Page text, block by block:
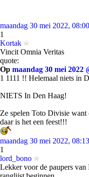
maandag 30 mei 2022,
1
Kortak
Vincit Omnia Veritas
quote:
Op maandag 30 mei 2022
1 1111 !! Helemaal niets in
NIETS In Den Haag!
Ze spelen Toto Divisie
daar is het een feest!!!
maandag 30 mei 2022,
1
lord_bono
Lekker voor de paupers